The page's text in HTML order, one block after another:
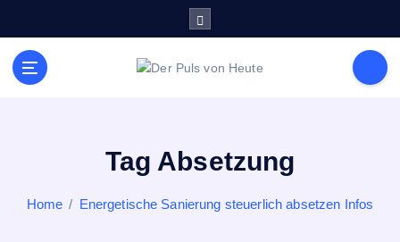
Tag Absetzung
Home Energetische Sanierung steuerlich absetzen Infos